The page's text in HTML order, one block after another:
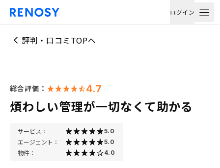
ログイン
評判・口コミTOPへ
総合評価： 4.7
煩わしい管理が一切なくて助かる
サービス： 5.0
エージェント： 5.0
物件： 4.0